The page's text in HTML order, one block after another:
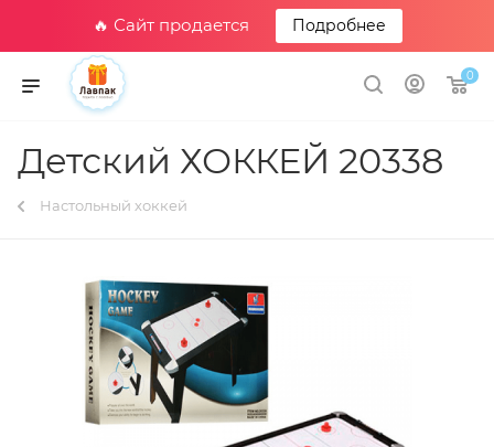
🔥 Сайт продается Подробнее
0
Детский ХОККЕЙ 20338
Настольный хоккей